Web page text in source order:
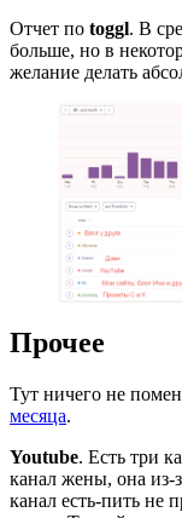
Отчет по toggl. В
больше, но в
желание делать
Прочее
Тут ничего не
месяца.
Youtube. Есть три
канал жены, она из-
канал есть-пить не